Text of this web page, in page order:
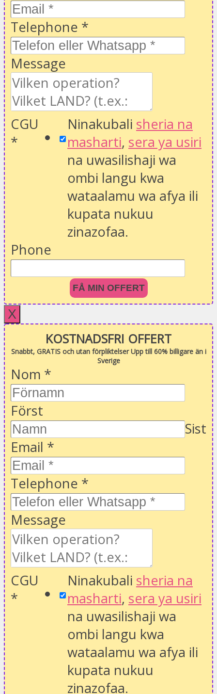
Telephone *
Message
CGU
*
Ninakubali sheria na
masharti, sera ya usiri
na uwasilishaji wa
ombi langu kwa
wataalamu wa afya ili
kupata nukuu
zinazofaa.
Phone
FÅ MIN OFFERT
X
KOSTNADSFRI OFFERT
Snabbt, GRATIS och utan förpliktelser Upp till 60% billigare än i
Sverige
Nom *
Först
Sist
Email *
Telephone *
Message
CGU
*
Ninakubali sheria na
masharti, sera ya usiri
na uwasilishaji wa
ombi langu kwa
wataalamu wa afya ili
kupata nukuu
zinazofaa.